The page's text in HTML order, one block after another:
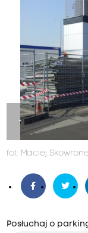
-
fot: Maciej
Posłuchaj o